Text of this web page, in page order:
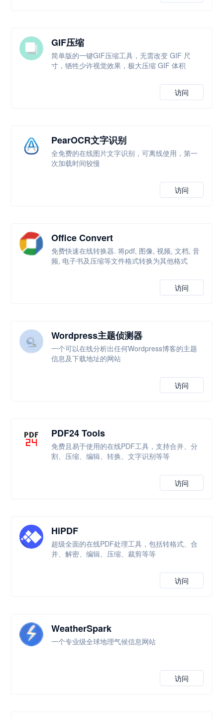
GIF压缩
简单版的一键GIF压缩工具，无需改变 GIF 尺
寸，牺牲少许视觉效果，极大压缩 GIF 体积
访问
PearOCR文字识别
全免费的在线图片文字识别，可离线使用，第一
次加载时间较慢
访问
Office Convert
免费快速在线转换器. 将pdf, 图像, 视频, 文档, 音
频, 电子书及压缩等文件格式转换为其他格式
访问
Wordpress主题侦测器
一个可以在线分析出任何Wordpress博客的主题
信息及下载地址的网站
访问
PDF24 Tools
免费且易于使用的在线PDF工具，支持合并、分
割、压缩、编辑、转换、文字识别等等
访问
HiPDF
超级全面的在线PDF处理工具，包括转格式、合
并、解密、编辑、压缩、裁剪等等
访问
WeatherSpark
一个专业级全球地理气候信息网站
访问